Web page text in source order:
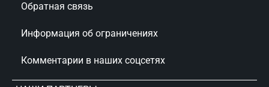
Обратная связь
Информация об ограничениях
Комментарии в наших соцсетях